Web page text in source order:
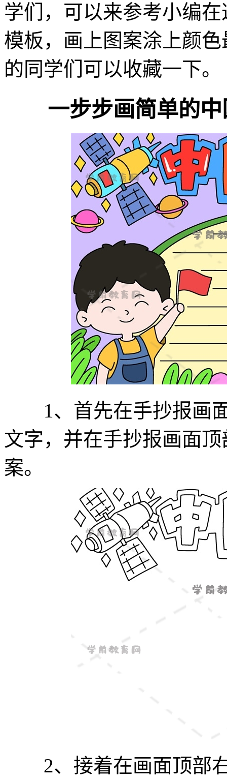
学们，可以来参考小编
模板，画上图案涂上颜
的同学们可以收藏一下。
一步步画简单的中
1、首先在手抄报画面
文字，并在手抄报画面
案。
2、接着在画面顶部右